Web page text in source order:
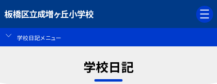
板橋区立成増ヶ丘小学校
学校日記メニュー
学校日記